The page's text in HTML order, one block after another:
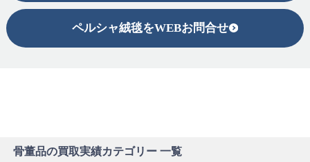
ペルシャ絨毯をWEBお問合せ
骨董品の買取実績カテゴリー 一覧